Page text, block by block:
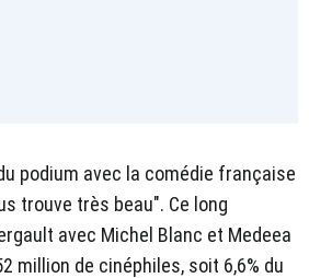
podium avec la comédie française
trouve très beau". Ce long
avec Michel Blanc et Medeea
million de cinéphiles, soit 6,6% du